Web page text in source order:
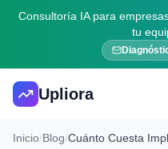
Consultoría IA para
tu
Upliora
Inicio/Blog/